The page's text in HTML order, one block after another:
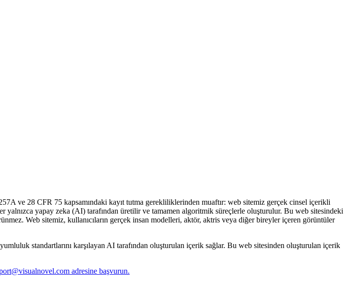
ve 28 CFR 75 kapsamındaki kayıt tutma gerekliliklerinden muaftır: web sitemiz gerçek cinsel içerikli
yalnızca yapay zeka (AI) tarafından üretilir ve tamamen algoritmik süreçlerle oluşturulur. Bu web sitesindeki
Web sitemiz, kullanıcıların gerçek insan modelleri, aktör, aktris veya diğer bireyler içeren görüntüler
standartlarını karşılayan AI tarafından oluşturulan içerik sağlar. Bu web sitesinden oluşturulan içerik
adresine başvurun.